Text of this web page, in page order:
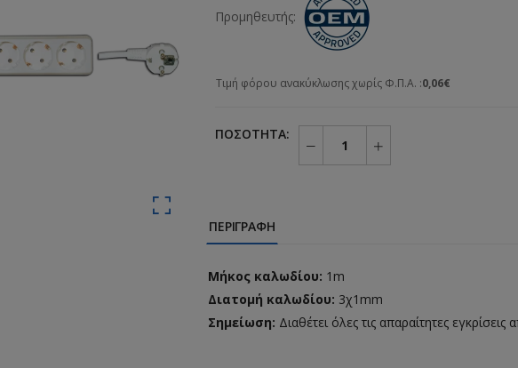
Προμηθευτής:
Τιμή φόρου ανακύκλωσης χωρίς Φ.Π.Α. :0,06€
ΠΟΣΌΤΗΤΑ:
ΠΕΡΙΓΡΑΦΉ
Μήκος καλωδίου: 1m
Διατομή καλωδίου: 3χ1mm
Σημείωση: Διαθέτει όλες τις απαραίτητες